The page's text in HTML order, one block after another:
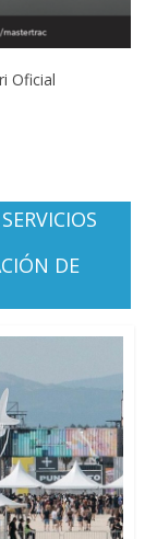
Oficial
DE